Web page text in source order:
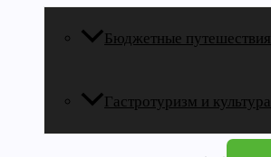
Бюджетные путешествия
Гастротуризм и культура